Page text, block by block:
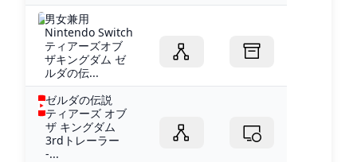
男女兼用
Nintendo Switch
ティアーズオブ
ザキングダム ゼ
ルダの伝...
ゼルダの伝説
ティアーズ オブ
ザ キングダム
3rdトレーラー
-...